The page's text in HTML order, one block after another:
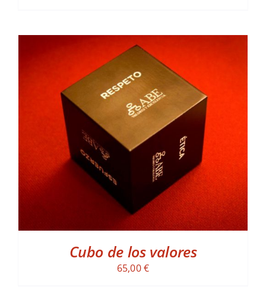
ADD TO CART DETALLES
Cubo de los valores
65,00€